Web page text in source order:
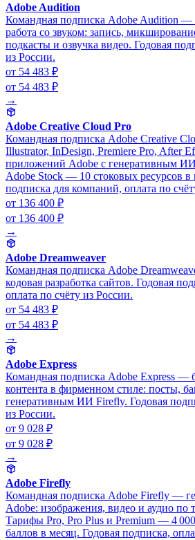
Adobe Audition
Командная подписка Adobe Audition —
работа со звуком: запись,
подкасты и озвучка видео. Годовая
из России.
от 54 483 ₽
от 54 483 ₽
→
Adobe Creative Cloud Pro
Командная подписка Adobe Creative
Illustrator, InDesign, Premiere Pro, After
приложений Adobe с генеративным
Adobe Stock — 10 стоковых ресурсов в
подписка для компаний, оплата по
от 136 400 ₽
от 136 400 ₽
→
Adobe Dreamweaver
Командная подписка Adobe
кодовая разработка сайтов. Годовая
оплата по счёту из России.
от 54 483 ₽
от 54 483 ₽
→
Adobe Express
Командная подписка Adobe Express —
контента в фирменном стиле: посты,
генеративным ИИ Firefly. Годовая
из России.
от 9 028 ₽
от 9 028 ₽
→
Adobe Firefly
Командная подписка Adobe Firefly —
Adobe: изображения, видео и аудио по
Тарифы Pro, Pro Plus и Premium — 4
баллов в месяц. Годовая подписка,